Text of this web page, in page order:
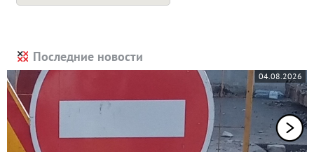
Последние новости
04.08.2026